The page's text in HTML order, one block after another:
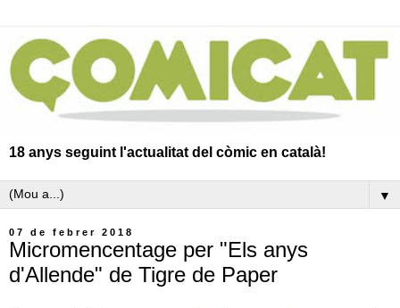
18 anys seguint l'actualitat del còmic en català!
▼
07 de febrer 2018
Micromencentage per "Els anys
d'Allende" de Tigre de Paper